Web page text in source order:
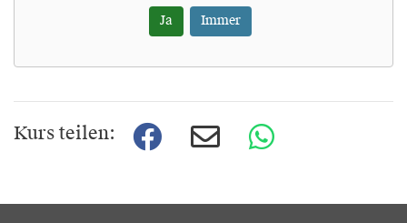
Ja Immer
Kurs teilen: